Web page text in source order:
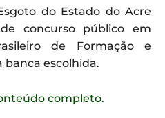
do Estado do Acre
concurso público em
de Formação e
banca escolhida.
completo.